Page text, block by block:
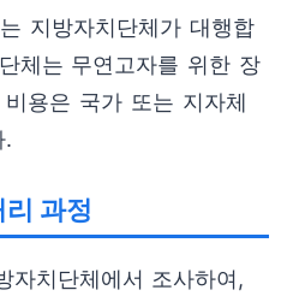
지방자치단체가 대행합
체는 무연고자를 위한 장
용은 국가 또는 지자체
.
과정
자치단체에서 조사하여,